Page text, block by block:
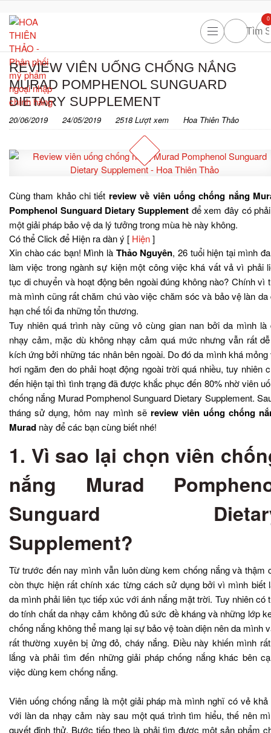
0
REVIEW VIÊN UỐNG CHỐNG NẮNG
MURAD POMPHENOL SUNGUARD
DIETARY SUPPLEMENT
20/06/2019 24/05/2019 2518 Lượt xem Hoa Thiên Thảo
Cùng tham khảo chi tiết review về viên uống chống nắng
Pomphenol Sunguard Dietary Supplement để xem đây có
một giải pháp bảo vệ da lý tưởng trong mùa hè này không.
Có thể Click để Hiện ra dàn ý [ Hiện]
Xin chào các bạn! Mình là Thảo Nguyên, 26 tuổi hiện tại mình
làm việc trong ngành sự kiện một công việc khá vất vả vì phải
tục di chuyển và hoạt động bên ngoài đúng không nào? Chính vì
mà mình cũng rất chăm chú vào việc chăm sóc và bảo vệ làn da
hạn chế tối đa những tổn thương.
Tuy nhiên quá trình này cũng vô cùng gian nan bởi da mình là
nhạy cảm, mặc dù không nhạy cảm quá mức nhưng vẫn rất
kích ứng bởi những tác nhân bên ngoài. Do đó da mình khá mỏng
hơi ngăm đen do phải hoạt động ngoài trời quá nhiều, tuy nhiên
đến hiện tại thì tình trạng đã được khắc phục đến 80% nhờ viên
chống nắng Murad Pomphenol Sunguard Dietary Supplement.
tháng sử dụng, hôm nay mình sẽ review viên uống chống
Murad này để các bạn cùng biết nhé!
1. Vì sao lại chọn viên
nắng Murad
Sunguard
Supplement?
Từ trước đến nay mình vẫn luôn dùng kem chống nắng và thậm
còn thực hiện rất chính xác từng cách sử dụng bởi vì mình biết
da mình phải liên tục tiếp xúc với ánh nắng mặt trời. Tuy nhiên có
do tính chất da nhạy cảm không đủ sức đề kháng và những lớp
chống nắng không thể mang lại sự bảo vệ toàn diện nên da mình
rất thường xuyên bị ửng đỏ, cháy nắng. Điều này khiến mình
lắng và phải tìm đến những giải pháp chống nắng khác bên
việc dùng kem chống nắng.
Viên uống chống nắng là một giải pháp mà mình nghĩ có vẻ khả
với làn da nhạy cảm này sau một quá trình tìm hiểu, thế nên
quyết định thử. Bước tiếp theo là phải tìm được một sản phẩm